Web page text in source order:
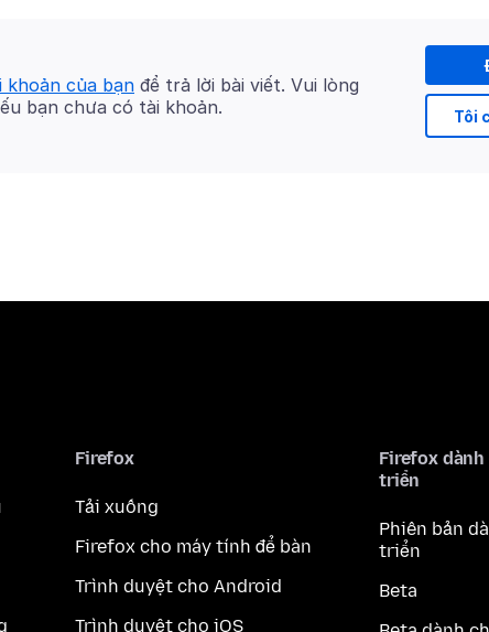
Tôi
khoản của bạn để trả lời bài viết. Vui lòng
bạn chưa có tài khoản.
Firefox
Tải xuống
Firefox cho máy tính để bàn
Trình duyệt cho Android
Trình duyệt cho iOS
Firefox
triển
Phiên bản
triển
Beta